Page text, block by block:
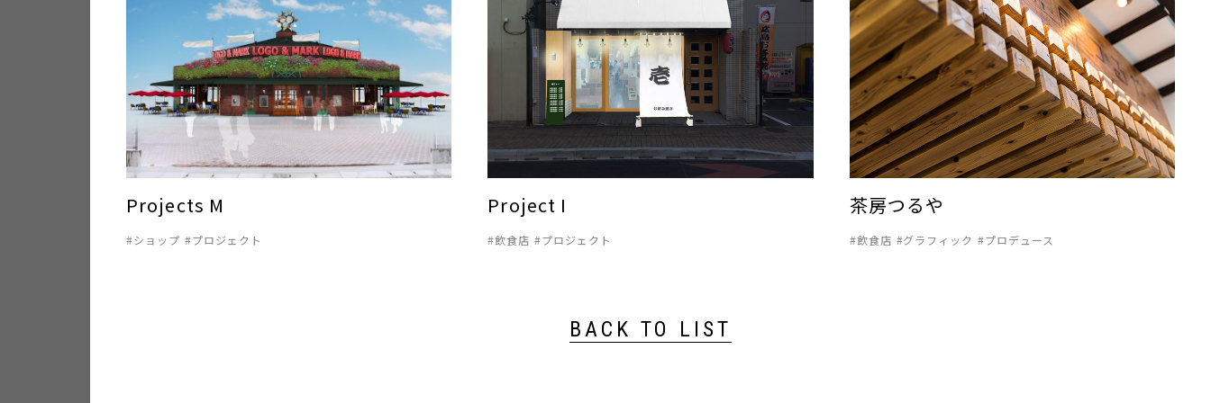
Projects M
ショップ プロジェクト
Project I
飲食店 プロジェクト
茶房つるや
飲食店 グラフィック プロデュース
BACK TO LIST